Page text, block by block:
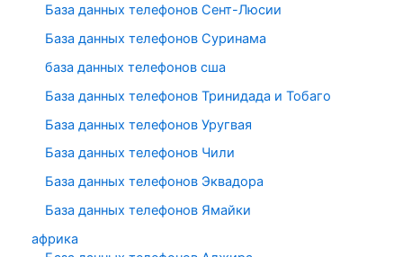
База данных телефонов Сент-Люсии
База данных телефонов Суринама
база данных телефонов сша
База данных телефонов Тринидада и Тобаго
База данных телефонов Уругвая
База данных телефонов Чили
База данных телефонов Эквадора
База данных телефонов Ямайки
африка